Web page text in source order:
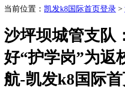
当前位置： 凯发k8国际首页登录 >
沙坪坝城管支队
好“护学岗”为返
航-凯发k8国际